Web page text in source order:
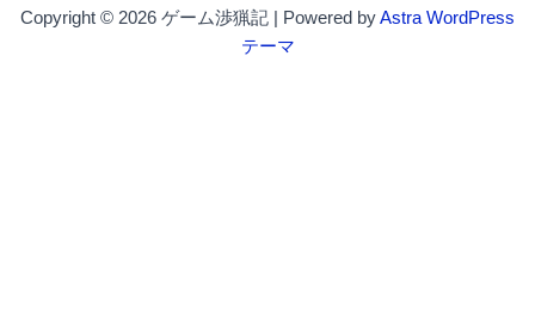
Copyright © 2026 ゲーム渉猟記 | Powered byAstra WordPress
テーマ